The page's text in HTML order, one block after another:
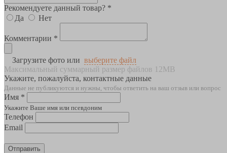
Рекомендуете данный товар? *
Да
Нет
Комментарии *
Загрузите фото или выберите файл
Максимальный суммарный размер файлов 12MB
Укажите, пожалуйста, контактные данные
Данные не публикуются и нужны, чтобы ответить на ваш отзыв или вопрос
Имя *
Укажите Ваше имя или псевдоним
Телефон
Email
Отправить